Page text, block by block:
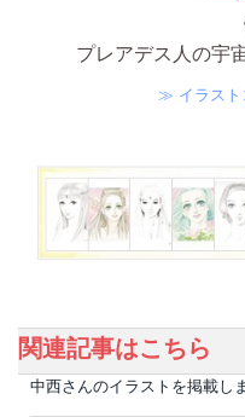
プレアデス人の宇
≫ イラスト
関連記事はこちら
中西さんのイラストを掲載し